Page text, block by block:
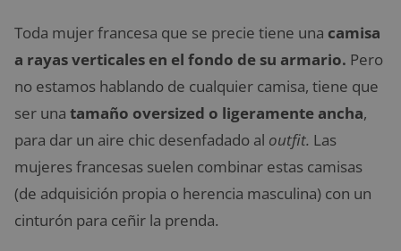
Toda mujer francesa que se precie tiene una camisa
a rayas verticales en el fondo de su armario. Pero
no estamos hablando de cualquier camisa, tiene que
ser una tamaño oversized o ligeramente ancha,
para dar un aire chic desenfadado al outfit. Las
mujeres francesas suelen combinar estas camisas
(de adquisición propia o herencia masculina) con un
cinturón para ceñir la prenda.